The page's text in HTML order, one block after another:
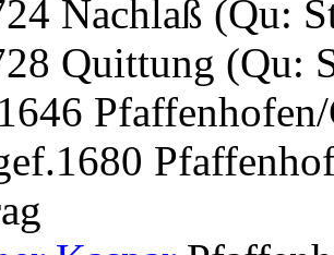
Nachlaß (Qu:
Quittung (Qu: